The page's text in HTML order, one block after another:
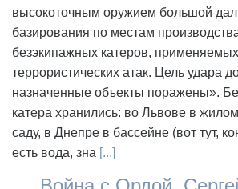
высокоточным оружием большой
базирования по местам
безэкипажных катеров,
террористических атак. Цель удара
назначенные объекты поражены».
катера хранились: во Львове в
саду, в Днепре в бассейне (вот тут,
есть вода, зна [...]